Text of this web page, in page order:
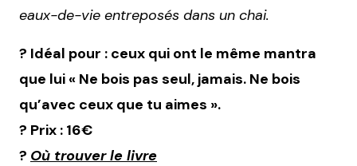
eaux-de-vie entreposés dans un chai.
? Idéal pour : ceux qui ont le même mantra
que lui « Ne bois pas seul, jamais. Ne bois
qu’avec ceux que tu aimes ».
? Prix : 16€
? Où trouver le livre